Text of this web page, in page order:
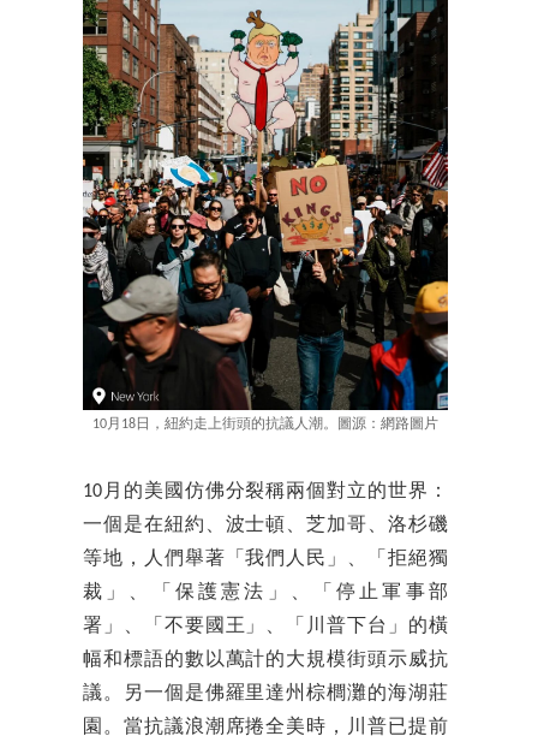
10月18日，紐約走上街頭的抗議人潮。圖源：網路圖片
10月的美國仿佛分裂稱兩個對立的世界：
一個是在紐約、波士頓、芝加哥、洛杉磯
等地，人們舉著「我們人民」、「拒絕獨
裁」、「保護憲法」、「停止軍事部
署」、「不要國王」、「川普下台」的橫
幅和標語的數以萬計的大規模街頭示威抗
議。另一個是佛羅里達州棕櫚灘的海湖莊
園。當抗議浪潮席捲全美時，川普已提前